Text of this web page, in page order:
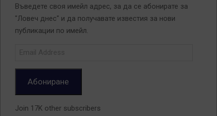
Въведете своя имейл адрес, за да се абонирате за
"Ловеч днес" и да получавате известия за нови
публикации по имейл.
Абониране
Join 17K other subscribers